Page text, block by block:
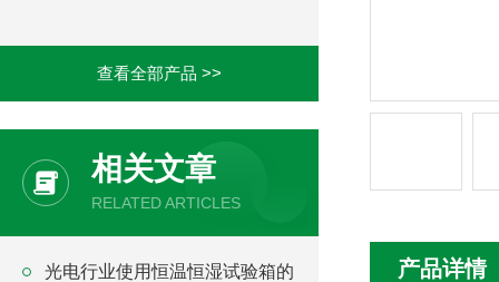
查看全部产品 >>
相关文章
RELATED ARTICLES
光电行业使用恒温恒湿试验箱的
产品详情